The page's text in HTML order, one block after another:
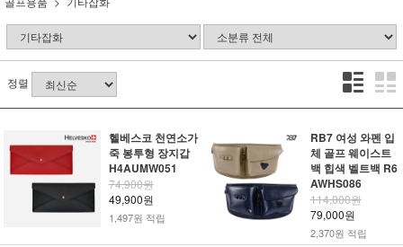
정렬
헬베스코 천연소가
죽 봉투형 장지갑
H4AUMW051
74,900원
49,900원
1,497원 적립
RB7 여성 와펜 입
체 골프 웨이스트
백 힙색 벨트백 R6
AWHS086
114,000원
79,000원
2,370원 적립